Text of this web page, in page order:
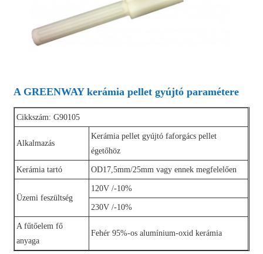
A GREENWAY kerámia pellet gyújtó paramétere
Cikkszám: G90105
Alkalmazás
Kerámia pellet gyújtó faforgács pellet
égetőhöz
Kerámia tartó OD17,5mm/25mm vagy ennek megfelelően
Üzemi feszültség
120V /-10%
230V /-10%
A fűtőelem fő
anyaga
Fehér 95%-os alumínium-oxid kerámia